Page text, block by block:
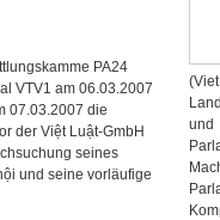
PA24
VTV1 am 06.03.2007
07.03.2007 die
der Việt Luật-GmbH
seines
und seine vorläufige